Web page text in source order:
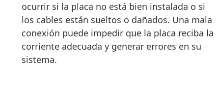
ocurrir si la placa no está bien instalada o si
los cables están sueltos o dañados. Una mala
conexión puede impedir que la placa reciba la
corriente adecuada y generar errores en su
sistema.